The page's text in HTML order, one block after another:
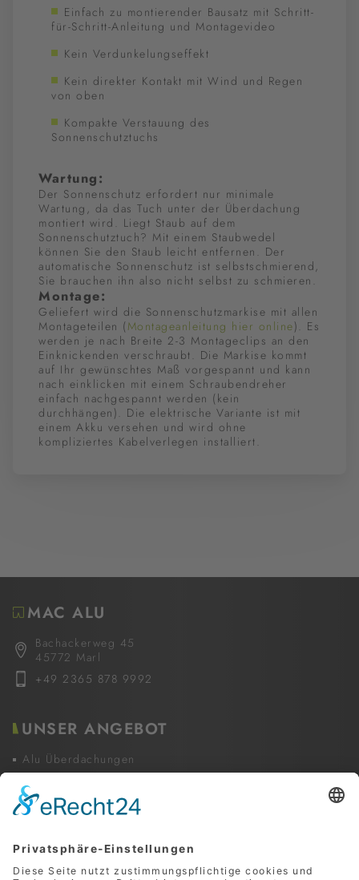
Einfach zu montierender Bausatz mit Schritt-
für-Schritt-Anleitung und Montagevideo
Kein Verdunkelungseffekt
Kein direkter Kontakt mit Wind und Regen
von oben
Kompakte Verstauung des
Sonnenschutztuchs
Wartung:
Der Sonnenschutz erfordert nur minimale
Wartung, da das Tuch unter der Überdachung
montiert wird. Liegt Staub auf dem
Sonnenschutztuch? Mit einem Staubwedel
können Sie den Staub leicht entfernen. Der
automatische Sonnenschutz ist selbstschmierend,
Sie brauchen ihn also nicht selbst zu schmieren.
Montage:
Geliefert wird die Sonnenschutzmarkise mit allen
Montageteilen ( Montageanleitung hier online). Es
werden je nach Breite 2-3 Montageclips an den
Einknickenden verschraubt. Die Markise kommt
auf Ihr gewünschtes Maß vorgespannt und kann
nach einklicken mit einem Schraubendreher
einfach nachgespannt werden (kein
durchhängen). Die elektrische Variante ist mit
einem Akku versehen und wird ohne
kompliziertes Kabelverlegen installiert.
MAC ALU
Bachackerweg 45
45772 Marl
+49 2365 878 9992
UNSER ANGEBOT
Alu Überdachungen
Beschattungen
INFORMATIONEN